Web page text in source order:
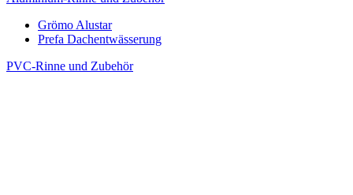
Grömo Alustar
Prefa Dachentwässerung
PVC-Rinne und Zubehör